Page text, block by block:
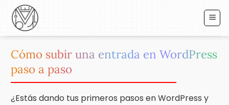
Saltar
contenido
Cómo subir una entrada en WordPress
paso a paso
¿Estás dando tus primeros pasos en WordPress y